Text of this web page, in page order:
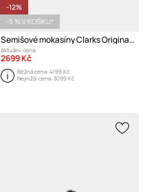
-12%
-5 % V KOŠÍKU*
Semišové mokasíny Clarks Originals Wallabee
Aktuální cena:
2699 Kč
Běžná cena:4199 Kč
Nejnižší cena:3099 Kč